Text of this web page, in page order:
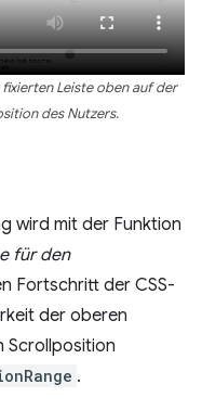
Leiste oben auf der
des Nutzers.
wird mit der Funktion
für den
Fortschritt der CSS-
der oberen
Scrollposition
.